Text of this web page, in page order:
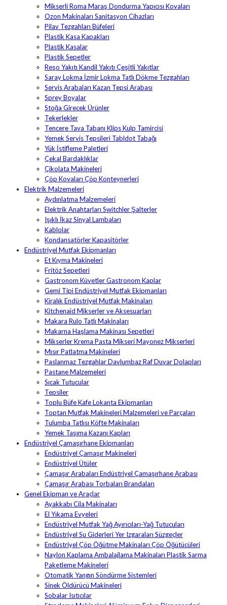
Mikserli Roma Maraş Dondurma Yapıcısı Kovaları
Ozon Makinaları Sanitasyon Cihazları
Pilav Tezgahları Büfeleri
Plastik Kasa Kapakları
Plastik Kasalar
Plastik Sepetler
Reşo Yakıtı Kandil Yakıtı Çeşitli Yakıtlar
Saray Lokma İzmir Lokma Tatlı Dökme Tezgahları
Servis Arabaları Kazan Tepsi Arabası
Sprey Boyalar
Stoğa Girecek Ürünler
Tekerlekler
Tencere Tava Tabanı Klips Kulp Tamircisi
Yemek Servis Tepsileri Tabldot Tabağı
Yük İstifleme Paletleri
Çekal Bardaklıklar
Çikolata Makineleri
Çöp Kovaları Çöp Konteynerleri
Elektrik Malzemeleri
Aydınlatma Malzemeleri
Elektrik Anahtarları Switchler Şalterler
Işıklı İkaz Sinyal Lambaları
Kablolar
Kondansatörler Kapasitörler
Endüstriyel Mutfak Ekipmanları
Et Kıyma Makineleri
Fritöz Sepetleri
Gastronom Küvetler Gastronom Kaplar
Gemi Tipi Endüstriyel Mutfak Ekipmanları
Kiralık Endüstriyel Mutfak Makinaları
Kitchenaid Mikserler ve Aksesuarları
Makara Rulo Tatlı Makinaları
Makarna Haşlama Makinası Sepetleri
Mikserler Krema Pasta Mikseri Mayonez Mikserleri
Mısır Patlatma Makineleri
Paslanmaz Tezgahlar Davlumbaz Raf Duvar Dolapları
Pastane Malzemeleri
Sıcak Tutucular
Tepsiler
Toplu Büfe Kafe Lokanta Ekipmanları
Toptan Mutfak Makineleri Malzemeleri ve Parçaları
Tulumba Tatlısı Köfte Makinaları
Yemek Taşıma Kazanı Kapları
Endüstriyel Çamaşırhane Ekipmanları
Endüstriyel Çamaşır Makineleri
Endüstriyel Ütüler
Çamaşır Arabaları Endüstriyel Çamaşırhane Arabası
Çamaşır Arabası Torbaları Brandaları
Genel Ekipman ve Araçlar
Ayakkabı Cila Makinaları
El Yıkama Evyeleri
Endüstriyel Mutfak Yağ Ayırıcıları-Yağ Tutucuları
Endüstriyel Su Giderleri Yer Izgaraları Süzgeçler
Endüstriyel Çöp Öğütme Makinaları Çöp Öğütücüleri
Naylon Kaplama Ambalajlama Makinaları Plastik Sarma
Paketleme Makineleri
Otomatik Yangın Söndürme Sistemleri
Sinek Öldürücü Makineleri
Sobalar Isıtıcılar